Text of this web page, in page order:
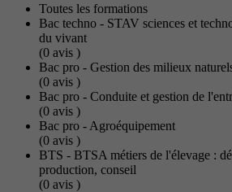
Toutes les formations
Bac techno - STAV sciences et
du vivant
(0 avis )
Bac pro - Gestion des milieux
(0 avis )
Bac pro - Conduite et gestion de
(0 avis )
Bac pro - Agroéquipement
(0 avis )
BTS - BTSA métiers de l'élevage :
production, conseil
(0 avis )